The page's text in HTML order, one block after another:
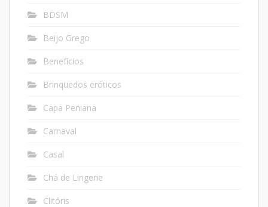
BDSM
Beijo Grego
Benefícios
Brinquedos eróticos
Capa Peniana
Carnaval
Casal
Chá de Lingerie
Clitóris